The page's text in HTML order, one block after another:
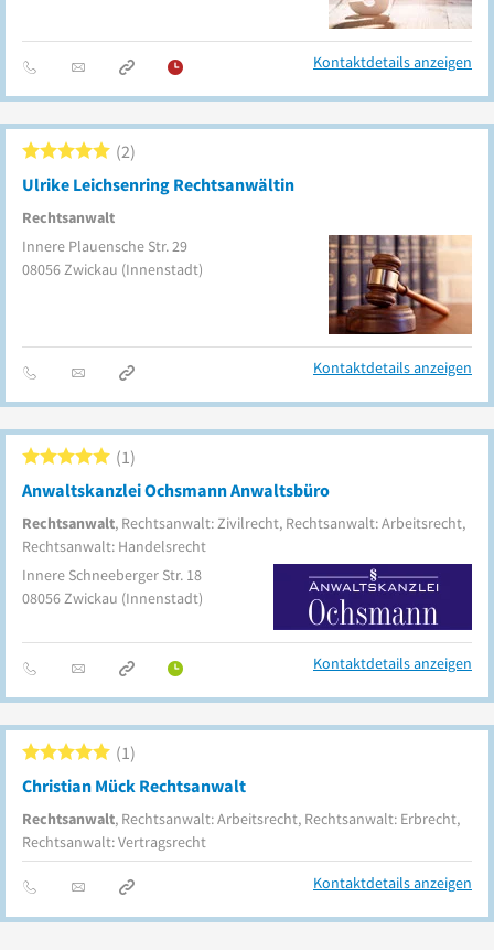
Kontaktdetails anzeigen
Ulrike Leichsenring Rechtsanwältin
Rechtsanwalt
2
Innere Plauensche Str. 29
08056Zwickau (Innenstadt)
Kontaktdetails anzeigen
Anwaltskanzlei Ochsmann Anwaltsbüro
Rechtsanwalt, Rechtsanwalt: Zivilrecht, Rechtsanwalt: Arbeitsrecht,
Rechtsanwalt: Handelsrecht
1
Innere Schneeberger Str. 18
08056Zwickau (Innenstadt)
Kontaktdetails anzeigen
Christian Mück Rechtsanwalt
Rechtsanwalt, Rechtsanwalt: Arbeitsrecht, Rechtsanwalt: Erbrecht,
Rechtsanwalt: Vertragsrecht
1
Kontaktdetails anzeigen